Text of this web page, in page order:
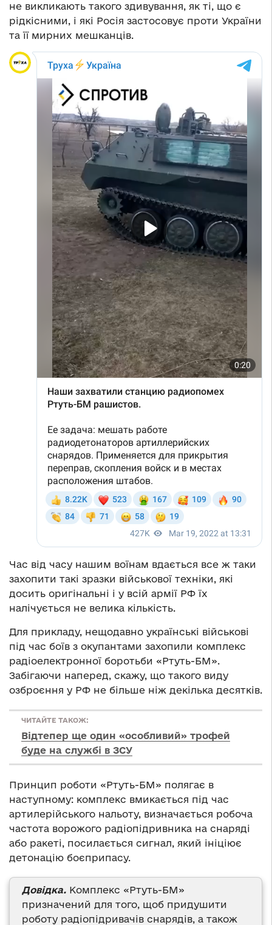
не викликають такого здивування, як ті, що є
рідкісними, і які Росія застосовує проти України
та її мирних мешканців.
Час від часу нашим воїнам вдається все ж таки
захопити такі зразки військової техніки, які
досить оригінальні і у всій армії РФ їх
налічується не велика кількість.
Для прикладу, нещодавно українські військові
під час боїв з окупантами захопили комплекс
радіоелектронної боротьби «Ртуть-БМ».
Забігаючи наперед, скажу, що такого виду
озброєння у РФ не більше ніж декілька десятків.
ЧИТАЙТЕ ТАКОЖ:
Відтепер ще один «особливий» трофей
буде на службі в ЗСУ
Принцип роботи «Ртуть-БМ» полягає в
наступному: комплекс вмикається під час
артилерійського нальоту, визначається робоча
частота ворожого радіопідривника на снаряді
або ракеті, посилається сигнал, який ініціює
детонацію боєприпасу.
Довідка. Комплекс «Ртуть-БМ»
призначений для того, щоб придушити
роботу радіопідривачів снарядів, а також